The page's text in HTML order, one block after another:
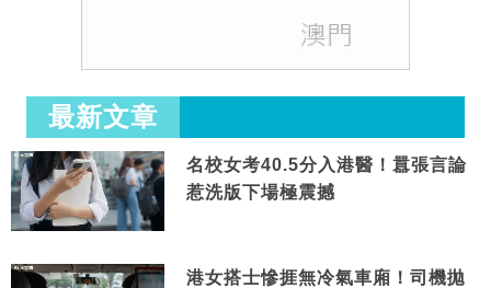
最新文章
名校女考40.5分入港醫！囂張言論
惹洗版下場極震撼
港女搭士慘捱無冷氣車廂！司機拋